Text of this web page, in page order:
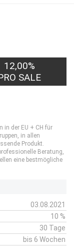
12,00%
SALE
in der EU + CH für
in allen
Produkt.
Beratung,
eine bestmögliche
03.08.2021
10 %
30 Tage
bis 6 Wochen